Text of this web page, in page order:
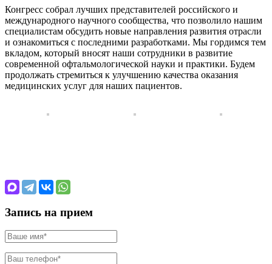
Конгресс собрал лучших представителей российского и
международного научного сообщества, что позволило нашим
специалистам обсудить новые направления развития отрасли
и ознакомиться с последними разработками. Мы гордимся тем
вкладом, который вносят наши сотрудники в развитие
современной офтальмологической науки и практики. Будем
продолжать стремиться к улучшению качества оказания
медицинских услуг для наших пациентов.
Запись на прием